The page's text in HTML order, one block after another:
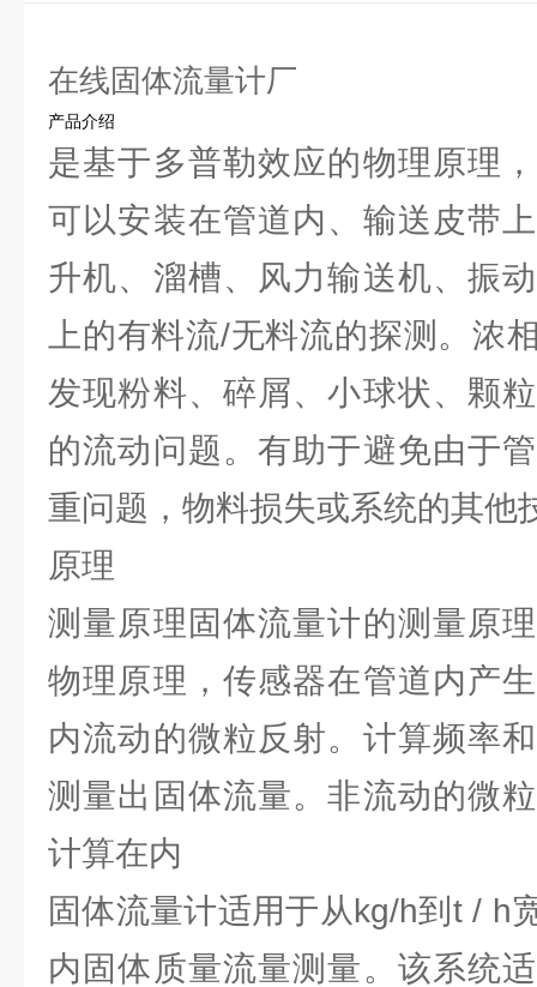
在线固体流量计厂
产品介绍
是基于多普勒效应的物理原理
可以安装在管道内、输送皮带
升机、溜槽、风力输送机、振
上的有料流/无料流的探测。浓
发现粉料、碎屑、小球状、颗
的流动问题。有助于避免由于
重问题，物料损失或系统的其他
原理
测量原理固体流量计的测量原
物理原理，传感器在管道内产
内流动的微粒反射。计算频率
测量出固体流量。非流动的微
计算在内
固体流量计适用于从kg/h到t / h
内固体质量流量测量。该系统